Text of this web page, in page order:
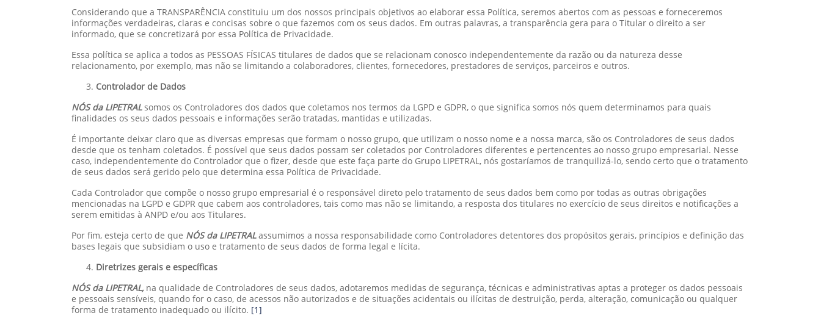
Considerando que a TRANSPARÊNCIA constituiu um dos nossos principais objetivos ao elaborar essa Política, seremos abertos com as pessoas e forneceremos
informações verdadeiras, claras e concisas sobre o que fazemos com os seus dados. Em outras palavras, a transparência gera para o Titular o direito a ser
informado, que se concretizará por essa Política de Privacidade.
Essa política se aplica a todos as PESSOAS FÍSICAS titulares de dados que se relacionam conosco independentemente da razão ou da natureza desse
relacionamento, por exemplo, mas não se limitando a colaboradores, clientes, fornecedores, prestadores de serviços, parceiros e outros.
Controlador de Dados
NÓS da LIPETRALsomos os Controladores dos dados que coletamos nos termos da LGPD e GDPR, o que significa somos nós quem determinamos para quais
finalidades os seus dados pessoais e informações serão tratadas, mantidas e utilizadas.
É importante deixar claro que as diversas empresas que formam o nosso grupo, que utilizam o nosso nome e a nossa marca, são os Controladores de seus dados
desde que os tenham coletados. É possível que seus dados possam ser coletados por Controladores diferentes e pertencentes ao nosso grupo empresarial. Nesse
caso, independentemente do Controlador que o fizer, desde que este faça parte do Grupo LIPETRAL, nós gostaríamos de tranquilizá-lo, sendo certo que o tratamento
de seus dados será gerido pelo que determina essa Política de Privacidade.
Cada Controlador que compõe o nosso grupo empresarial é o responsável direto pelo tratamento de seus dados bem como por todas as outras obrigações
mencionadas na LGPD e GDPR que cabem aos controladores, tais como mas não se limitando, a resposta dos titulares no exercício de seus direitos e notificações a
serem emitidas à ANPD e/ou aos Titulares.
Por fim, esteja certo de que NÓS da LIPETRALassumimos a nossa responsabilidade como Controladores detentores dos propósitos gerais, princípios e definição das
bases legais que subsidiam o uso e tratamento de seus dados de forma legal e lícita.
Diretrizes gerais e específicas
NÓS da LIPETRAL, na qualidade de Controladores de seus dados, adotaremos medidas de segurança, técnicas e administrativas aptas a proteger os dados pessoais
e pessoais sensíveis, quando for o caso, de acessos não autorizados e de situações acidentais ou ilícitas de destruição, perda, alteração, comunicação ou qualquer
forma de tratamento inadequado ou ilícito. [1]